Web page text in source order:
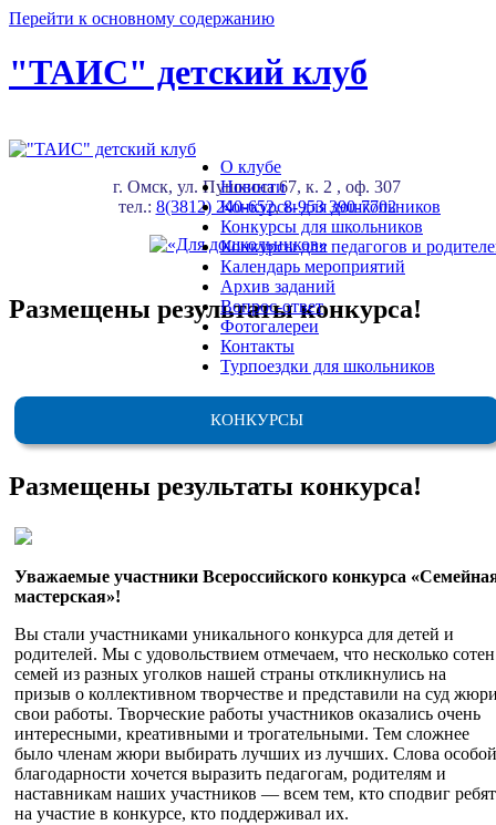
Перейти к основному содержанию
"ТАИС" детский клуб
г. Омск, ул. Пушкина 67, к. 2 , оф. 307
тел.: 8(3812) 240-652,8-953 390-7702
О клубе
Новости
Конкурсы для дошкольников
Конкурсы для школьников
Конкурсы для педагогов и
Календарь мероприятий
Архив заданий
Вопрос-ответ
Фотогалереи
Контакты
Турпоездки для школьников
Размещены результаты конкурса!
КОНКУРСЫ
Размещены результаты конкурса!
Уважаемые участники Всероссийского конкурса
мастерская»!
Вы стали участниками уникального конкурса для детей и
родителей. Мы с удовольствием отмечаем, что несколько сотен
семей из разных уголков нашей страны откликнулись на
призыв о коллективном творчестве и представили на суд
свои работы. Творческие работы участников оказались очень
интересными, креативными и трогательными. Тем сложнее
было членам жюри выбирать лучших из лучших. Слова особой
благодарности хочется выразить педагогам, родителям и
наставникам наших участников — всем тем, кто сподвиг ребят
на участие в конкурсе, кто поддерживал их.